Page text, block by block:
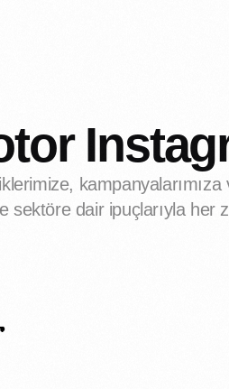
kampanyalarımıza
sektöre dair ipuçlarıyla her